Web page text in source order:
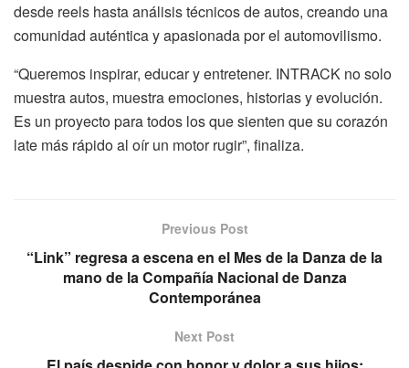
desde reels hasta análisis técnicos de autos, creando una
comunidad auténtica y apasionada por el automovilismo.
“Queremos inspirar, educar y entretener. INTRACK no solo
muestra autos, muestra emociones, historias y evolución.
Es un proyecto para todos los que sienten que su corazón
late más rápido al oír un motor rugir”, finaliza.
Previous Post
“Link” regresa a escena en el Mes de la Danza de la
mano de la Compañía Nacional de Danza
Contemporánea
Next Post